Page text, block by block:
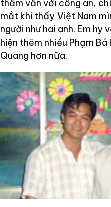
thẩm vấn với công an,
mắt khi thấy Việt Nam
người như hai anh. Em hy
hiện thêm nhiều Phạm
Quang hơn nữa.